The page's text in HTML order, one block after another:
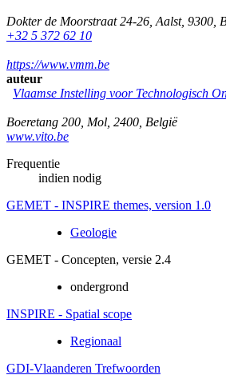
Dokter de Moorstraat 24-26 Aalst, 9300
+32 5 372 62 10
https://www.vmm.be
auteur
Vlaamse Instelling voor Technologisch
Boeretang 200 Mol 2400 België
www.vito.be
Frequentie
indien nodig
GEMET - INSPIRE themes, version 1.0
Geologie
GEMET - Concepten, versie 2.4
ondergrond
INSPIRE - Spatial scope
Regionaal
GDI-Vlaanderen Trefwoorden